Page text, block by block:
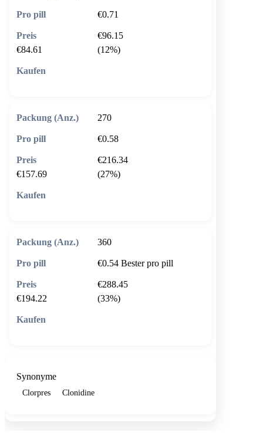
€0.71
€96.15
€84.61
(12%)
270
€0.58
€216.34
€157.69
(27%)
360
€0.54 Bester pro pill
€288.45
€194.22
(33%)
Synonyme
Clorpres Clonidine